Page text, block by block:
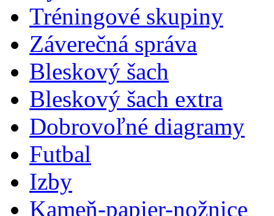
Tréningové skupiny
Záverečná správa
Bleskový šach
Bleskový šach extra
Dobrovoľné diagramy
Futbal
Izby
Kameň-papier-nožnice